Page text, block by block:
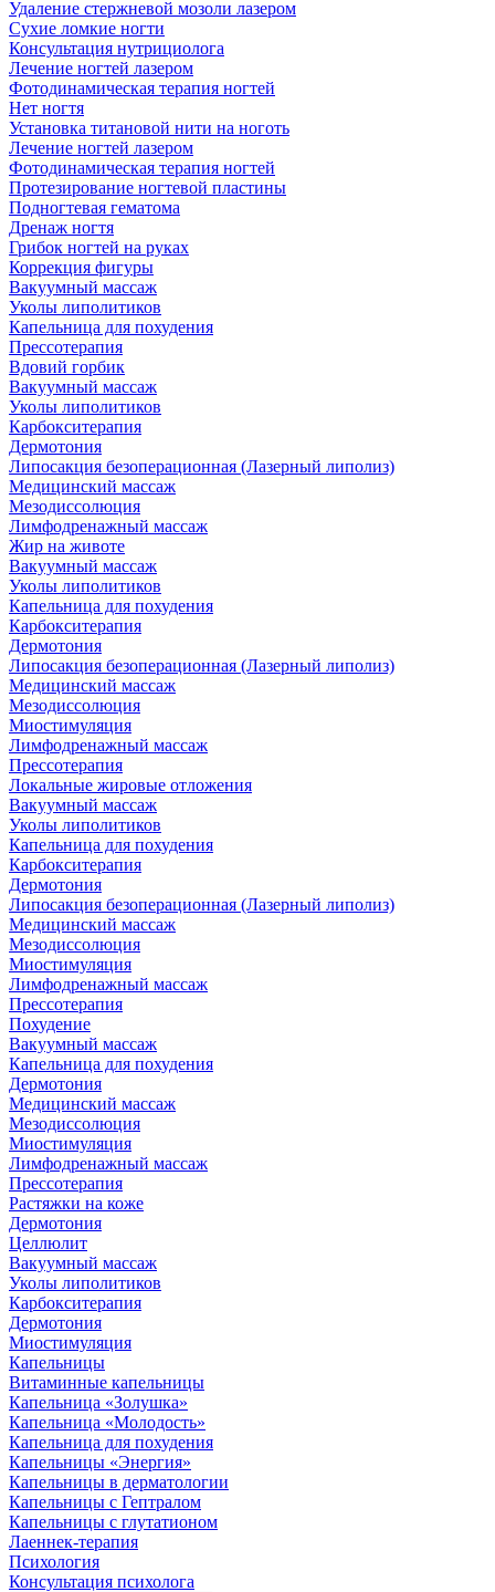
Удаление стержневой мозоли лазером
Сухие ломкие ногти
Консультация нутрициолога
Лечение ногтей лазером
Фотодинамическая терапия ногтей
Нет ногтя
Установка титановой нити на ноготь
Лечение ногтей лазером
Фотодинамическая терапия ногтей
Протезирование ногтевой пластины
Подногтевая гематома
Дренаж ногтя
Грибок ногтей на руках
Коррекция фигуры
Вакуумный массаж
Уколы липолитиков
Капельница для похудения
Прессотерапия
Вдовий горбик
Вакуумный массаж
Уколы липолитиков
Карбокситерапия
Дермотония
Липосакция безоперационная (Лазерный липолиз)
Медицинский массаж
Мезодиссолюция
Лимфодренажный массаж
Жир на животе
Вакуумный массаж
Уколы липолитиков
Капельница для похудения
Карбокситерапия
Дермотония
Липосакция безоперационная (Лазерный липолиз)
Медицинский массаж
Мезодиссолюция
Миостимуляция
Лимфодренажный массаж
Прессотерапия
Локальные жировые отложения
Вакуумный массаж
Уколы липолитиков
Капельница для похудения
Карбокситерапия
Дермотония
Липосакция безоперационная (Лазерный липолиз)
Медицинский массаж
Мезодиссолюция
Миостимуляция
Лимфодренажный массаж
Прессотерапия
Похудение
Вакуумный массаж
Капельница для похудения
Дермотония
Медицинский массаж
Мезодиссолюция
Миостимуляция
Лимфодренажный массаж
Прессотерапия
Растяжки на коже
Дермотония
Целлюлит
Вакуумный массаж
Уколы липолитиков
Карбокситерапия
Дермотония
Миостимуляция
Капельницы
Витаминные капельницы
Капельница «Золушка»
Капельница «Молодость»
Капельница для похудения
Капельницы «Энергия»
Капельницы в дерматологии
Капельницы с Гептралом
Капельницы с глутатионом
Лаеннек-терапия
Психология
Консультация психолога